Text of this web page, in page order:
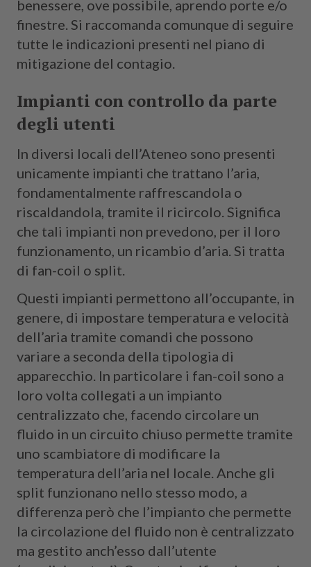
benessere, ove possibile, aprendo porte e/o
finestre. Si raccomanda comunque di seguire
tutte le indicazioni presenti nel piano di
mitigazione del contagio.
Impianti con controllo da parte
degli utenti
In diversi locali dell’Ateneo sono presenti
unicamente impianti che trattano l’aria,
fondamentalmente raffrescandola o
riscaldandola, tramite il ricircolo. Significa
che tali impianti non prevedono, per il loro
funzionamento, un ricambio d’aria. Si tratta
di fan-coil o split.
Questi impianti permettono all’occupante, in
genere, di impostare temperatura e velocità
dell’aria tramite comandi che possono
variare a seconda della tipologia di
apparecchio. In particolare i fan-coil sono a
loro volta collegati a un impianto
centralizzato che, facendo circolare un
fluido in un circuito chiuso permette tramite
uno scambiatore di modificare la
temperatura dell’aria nel locale. Anche gli
split funzionano nello stesso modo, a
differenza però che l’impianto che permette
la circolazione del fluido non è centralizzato
ma gestito anch’esso dall’utente